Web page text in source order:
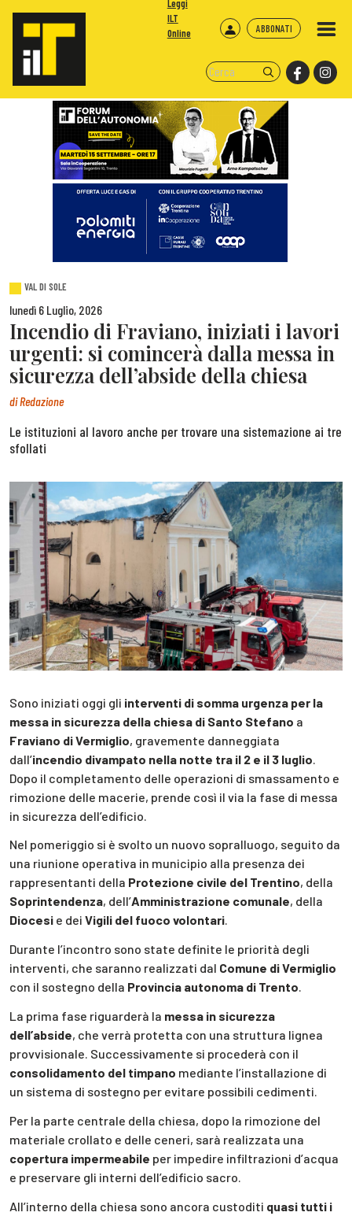
ABBONATI
Leggi
ILT
Online
VAL DI SOLE
lunedì 6 Luglio, 2026
Incendio di Fraviano, iniziati i lavori
urgenti: si comincerà dalla messa in
sicurezza dell’abside della chiesa
diRedazione
Le istituzioni al lavoro anche per trovare una sistemazione ai tre
sfollati
Sono iniziati oggi gli interventi di somma urgenza per la
messa in sicurezza della chiesa di Santo Stefano a
Fraviano di Vermiglio, gravemente danneggiata
dall’incendio divampato nella notte tra il 2 e il 3 luglio
Dopo il completamento delle operazioni di smassamento e
rimozione delle macerie, prende così il via la fase di messa
in sicurezza dell’edificio.
Nel pomeriggio si è svolto un nuovo sopralluogo, seguito da
una riunione operativa in municipio alla presenza dei
rappresentanti della Protezione civile del Trentino, della
Soprintendenza, dell’Amministrazione comunale, della
Diocesi e dei Vigili del fuoco volontari.
Durante l’incontro sono state definite le priorità degli
interventi, che saranno realizzati dal Comune di Vermiglio
con il sostegno della Provincia autonoma di Trento.
La prima fase riguarderà la messa in sicurezza
dell’abside, che verrà protetta con una struttura lignea
provvisionale. Successivamente si procederà con il
consolidamento del timpano mediante l’installazione di
un sistema di sostegno per evitare possibili cedimenti.
Per la parte centrale della chiesa, dopo la rimozione del
materiale crollato e delle ceneri, sarà realizzata una
copertura impermeabile per impedire infiltrazioni d’acqua
e preservare gli interni dell’edificio sacro.
All’interno della chiesa sono ancora custoditi quasi tutti i